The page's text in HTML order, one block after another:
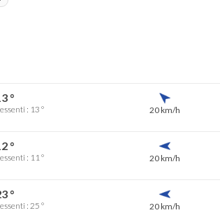
°
: 13 ° 20 km/h
°
: 11 ° 20 km/h
°
: 25 ° 20 km/h